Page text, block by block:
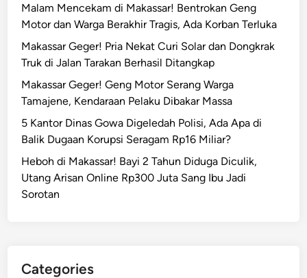
Malam Mencekam di Makassar! Bentrokan Geng
Motor dan Warga Berakhir Tragis, Ada Korban Terluka
Makassar Geger! Pria Nekat Curi Solar dan Dongkrak
Truk di Jalan Tarakan Berhasil Ditangkap
Makassar Geger! Geng Motor Serang Warga
Tamajene, Kendaraan Pelaku Dibakar Massa
5 Kantor Dinas Gowa Digeledah Polisi, Ada Apa di
Balik Dugaan Korupsi Seragam Rp16 Miliar?
Heboh di Makassar! Bayi 2 Tahun Diduga Diculik,
Utang Arisan Online Rp300 Juta Sang Ibu Jadi
Sorotan
Categories